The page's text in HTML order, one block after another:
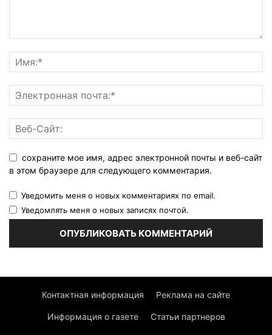
сохраните мое имя, адрес электронной почты и веб-сайт
в этом браузере для следующего комментария.
Уведомить меня о новых комментариях по email.
Уведомлять меня о новых записях почтой.
Контактная информация Реклама на сайте
Информация о газете Статьи партнеров